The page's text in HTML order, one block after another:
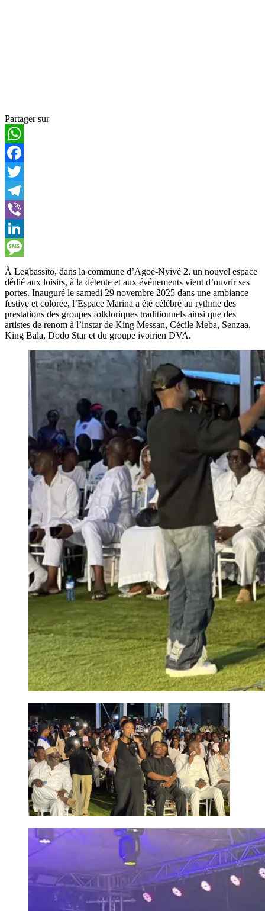
Partager sur
WhatsApp
Facebook
Twitter
Telegram
Viber
LinkedIn
Message
À Legbassito, dans la commune d’Agoè-Nyivé 2, un nouvel espace
dédié aux loisirs, à la détente et aux événements vient d’ouvrir ses
portes. Inauguré le samedi 29 novembre 2025 dans une ambiance
festive et colorée, l’Espace Marina a été célébré au rythme des
prestations des groupes folkloriques traditionnels ainsi que des
artistes de renom à l’instar de King Messan, Cécile Meba, Senzaa,
King Bala, Dodo Star et du groupe ivoirien DVA.